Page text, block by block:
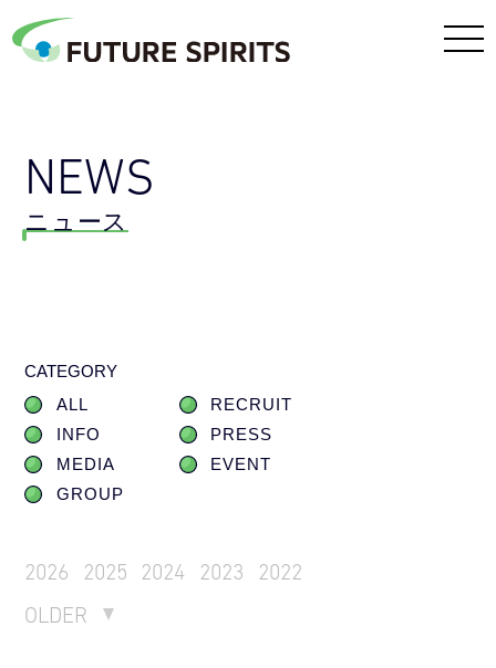
NEWS
ニュース
CATEGORY
ALL
RECRUIT
INFO
PRESS
MEDIA
EVENT
GROUP
2026 2025 2024 2023
2022
OLDER